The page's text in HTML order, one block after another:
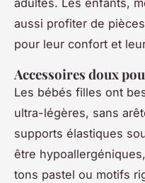
adultes. Les enfants,
aussi profiter de
pour leur confort et
Accessoires doux
Les bébés filles ont
ultra-légères, sans
supports élastiques
être
tons pastel ou motifs